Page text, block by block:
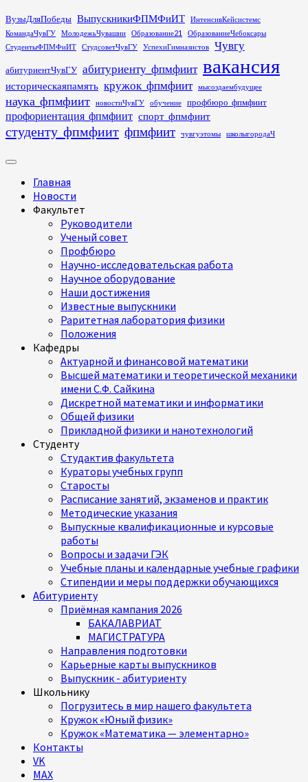
Перейти
к
содержимому
ВузыДляПобеды ВыпускникиФПМФиИТ
ИнтенсивКейсистемс
КомандаЧувГУ
МолодежьЧувашии Образование21
ОбразованиеЧебоксары
СтудентыФПМФиИТ
СтудсоветЧувГУ УспехиГимназистов Чувгу
абитуриентЧувГУ абитуриенту_фпмфиит вакансия
историческаяпамять кружок_фпмфиит мысоздаембудущее
наука_фпмфиит новостиЧувГУ обучение профбюро_фпмфиит
профориентация_фпмфиит спорт_фпмфиит
студенту_фпмфиит фпмфиит чувгуэтомы школыгородаЧ
Основное
Главная
Новости
Факультет
Руководители
Ученый совет
Профбюро
Научно-исследовательская работа
Научное оборудование
Наши достижения
Известные выпускники
Раритетная лаборатория физики
Положения
Кафедры
Актуарной и финансовой математики
Высшей математики и теоретической механики
имени С.Ф. Сайкина
Дискретной математики и информатики
Общей физики
Прикладной физики и нанотехнологий
Студенту
Студактив факультета
Кураторы учебных групп
Старосты
Расписание занятий, экзаменов и практик
Методические указания
Выпускные квалификационные и курсовые
работы
Вопросы и задачи ГЭК
Учебные планы и календарные учебные графики
Стипендии и меры поддержки обучающихся
Абитуриенту
Приёмная кампания 2026
БАКАЛАВРИАТ
МАГИСТРАТУРА
Направления подготовки
Карьерные карты выпускников
Выпускник - абитуриенту
Школьнику
Погрузитесь в мир нашего факультета
Кружок «Юный физик»
Кружок «Математика — элементарно»
Контакты
VK
MAX